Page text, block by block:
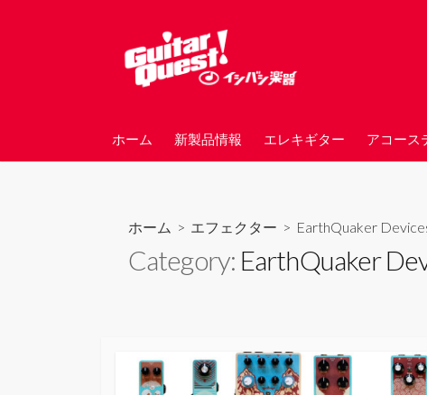
ホーム 新製品情報 エレキギター アコース
ホーム > エフェクター > EarthQuaker
Category: EarthQuaker